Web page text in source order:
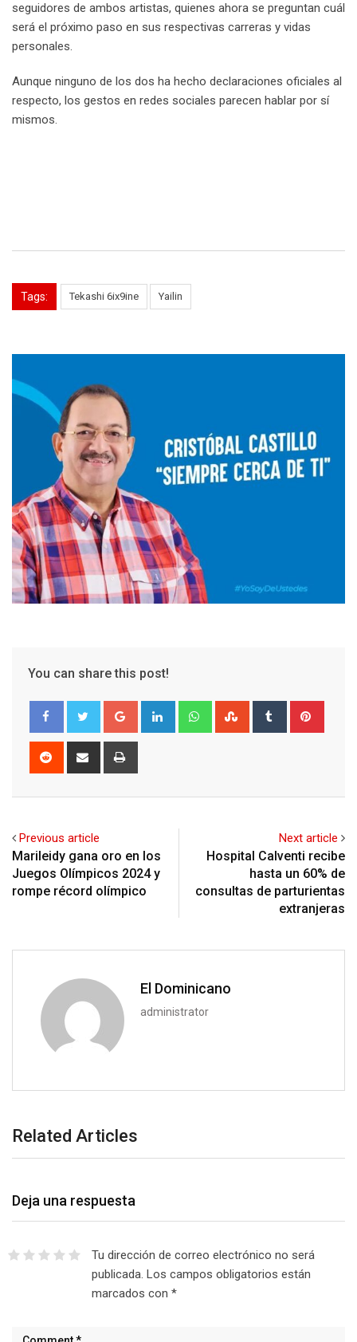
seguidores de ambos artistas, quienes ahora se preguntan cuál
será el próximo paso en sus respectivas carreras y vidas
personales.
Aunque ninguno de los dos ha hecho declaraciones oficiales al
respecto, los gestos en redes sociales parecen hablar por sí
mismos.
Tags: Tekashi 6ix9ine Yailin
You can share this post!
Google+ LinkedIn WhatsappStumbleUpon
Tumblr
Reddit
Share
Previous article
Marileidy gana oro en los
Juegos Olímpicos 2024 y
rompe récord olímpico
Next article
Hospital Calventi recibe
hasta un 60% de
consultas de parturientas
extranjeras
El Dominicano
administrator
Related Articles
Deja una respuesta
Tu dirección de correo electrónico no será
publicada. Los campos obligatorios están
marcados con *